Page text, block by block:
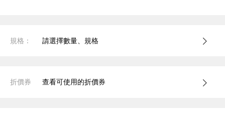
規格： 請選擇數量、規格
折價券 查看可使用的折價券